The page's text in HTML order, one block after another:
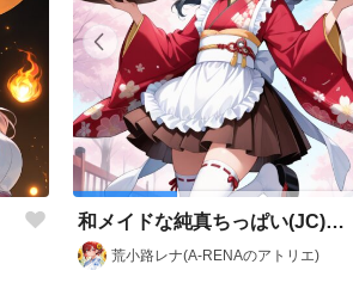
和メイドな純真ちっぱい(JC)ちゃん
荒小路レナ(A-RENAのアトリエ)